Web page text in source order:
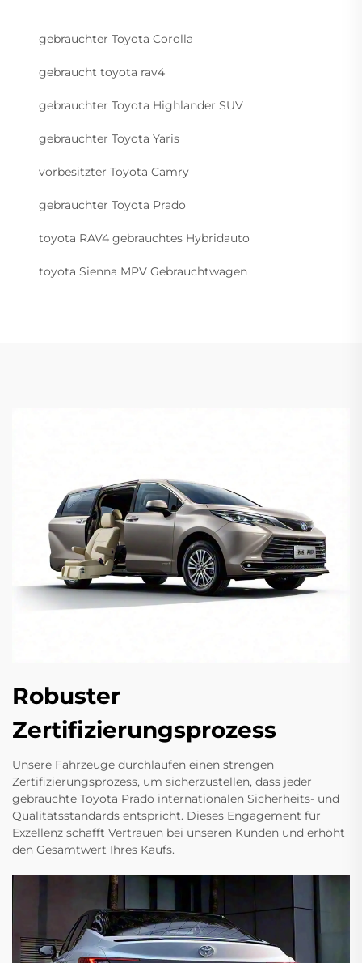
gebrauchter Toyota Corolla
gebraucht toyota rav4
gebrauchter Toyota Highlander SUV
gebrauchter Toyota Yaris
vorbesitzter Toyota Camry
gebrauchter Toyota Prado
toyota RAV4 gebrauchtes Hybridauto
toyota Sienna MPV Gebrauchtwagen
Robuster
Zertifizierungsprozess
Unsere Fahrzeuge durchlaufen einen strengen
Zertifizierungsprozess, um sicherzustellen, dass jeder
gebrauchte Toyota Prado internationalen Sicherheits- und
Qualitätsstandards entspricht. Dieses Engagement für
Exzellenz schafft Vertrauen bei unseren Kunden und erhöht
den Gesamtwert Ihres Kaufs.